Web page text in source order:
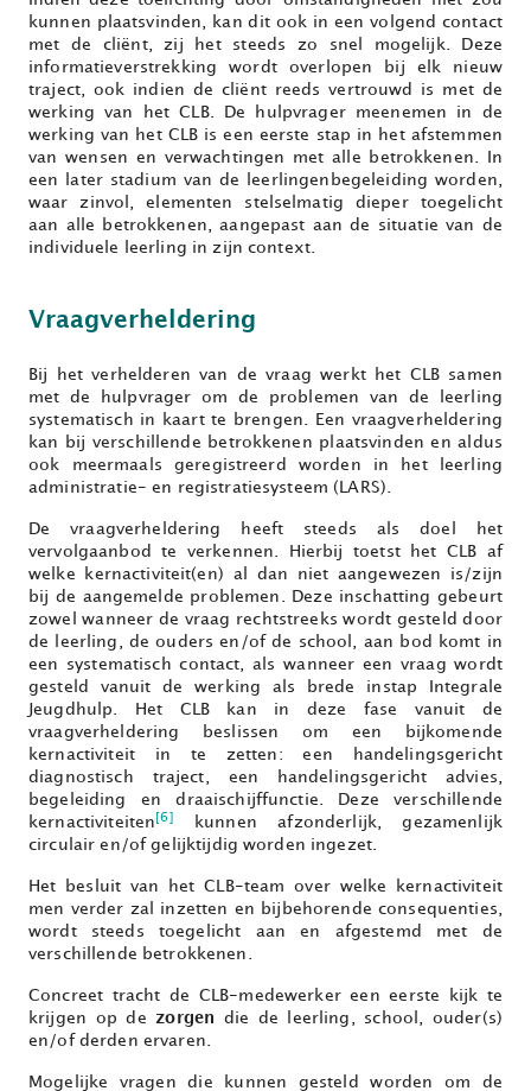
kunnen plaatsvinden, kan dit ook in een volgend contact
met de cliënt, zij het steeds zo snel mogelijk. Deze
informatieverstrekking wordt overlopen bij elk nieuw
traject, ook indien de cliënt reeds vertrouwd is met de
werking van het CLB. De hulpvrager meenemen in de
werking van het CLB is een eerste stap in het afstemmen
van wensen en verwachtingen met alle betrokkenen. In
een later stadium van de leerlingenbegeleiding worden,
waar zinvol, elementen stelselmatig dieper toegelicht
aan alle betrokkenen, aangepast aan de situatie van de
individuele leerling in zijn context.
Vraagverheldering
Bij het verhelderen van de vraag werkt het CLB samen
met de hulpvrager om de problemen van de leerling
systematisch in kaart te brengen. Een vraagverheldering
kan bij verschillende betrokkenen plaatsvinden en aldus
ook meermaals geregistreerd worden in het leerling
administratie- en registratiesysteem (LARS).
De vraagverheldering heeft steeds als doel het
vervolgaanbod te verkennen. Hierbij toetst het CLB af
welke kernactiviteit(en) al dan niet aangewezen is/zijn
bij de aangemelde problemen. Deze inschatting gebeurt
zowel wanneer de vraag rechtstreeks wordt gesteld door
de leerling, de ouders en/of de school, aan bod komt in
een systematisch contact, als wanneer een vraag wordt
gesteld vanuit de werking als brede instap Integrale
Jeugdhulp. Het CLB kan in deze fase vanuit de
vraagverheldering beslissen om een bijkomende
kernactiviteit in te zetten: een handelingsgericht
diagnostisch traject, een handelingsgericht advies,
begeleiding en draaischijffunctie. Deze verschillende
kernactiviteiten [6]
kunnen afzonderlijk, gezamenlijk
circulair en/of gelijktijdig worden ingezet.
Het besluit van het CLB-team over welke kernactiviteit
men verder zal inzetten en bijbehorende consequenties,
wordt steeds toegelicht aan en afgestemd met de
verschillende betrokkenen.
Concreet tracht de CLB-medewerker een eerste kijk te
krijgen op de zorgen die de leerling, school, ouder(s)
en/of derden ervaren.
Mogelijke vragen die kunnen gesteld worden om de